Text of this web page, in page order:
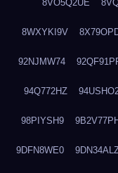
8VO5Q2UE
8WXYKI9V
92NJMW74
94Q772HZ
98PIYSH9 9B2V77PH
9DFN8WE0